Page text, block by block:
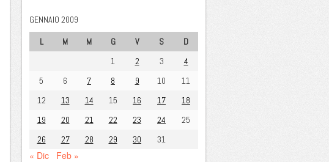
GENNAIO 2009
L
M M G V S
D
1
2 3
4
5
6 7 8 9 10
11
12
13 14 15 16 17
18
19
20 21 22 23 24
25
26
27 28 29 30 31
« Dic Feb »